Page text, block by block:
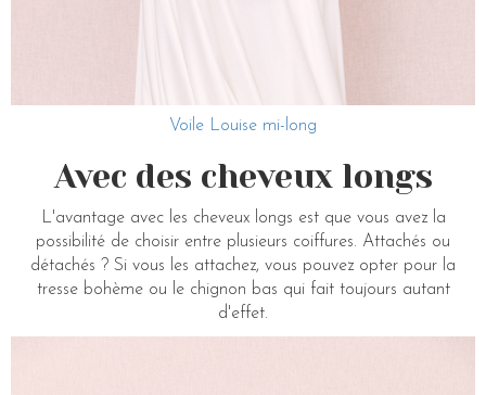
Voile Louise mi-long
Avec des cheveux longs
L'avantage avec les cheveux longs est que vous avez la
possibilité de choisir entre plusieurs coiffures. Attachés ou
détachés ? Si vous les attachez, vous pouvez opter pour la
tresse bohème ou le chignon bas qui fait toujours autant
d'effet.